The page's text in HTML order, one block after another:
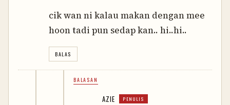
cik wan ni kalau makan dengan mee
hoon tadi pun sedap kan.. hi..hi..
BALAS
BALASAN
AZIE